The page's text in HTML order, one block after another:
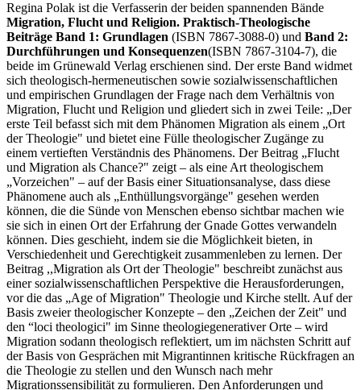
Regina Polak ist die Verfasserin der beiden spannenden Bände
Migration, Flucht und Religion. Praktisch-Theologische
Beiträge Band 1: Grundlagen (ISBN 7867-3088-0) und Band 2:
Durchführungen und Konsequenzen(ISBN 7867-3104-7), die
beide im Grünewald Verlag erschienen sind. Der erste Band widmet
sich theologisch-hermeneutischen sowie sozialwissenschaftlichen
und empirischen Grundlagen der Frage nach dem Verhältnis von
Migration, Flucht und Religion und gliedert sich in zwei Teile: „Der
erste Teil befasst sich mit dem Phänomen Migration als einem „Ort
der Theologie" und bietet eine Fülle theologischer Zugänge zu
einem vertieften Verständnis des Phänomens. Der Beitrag „Flucht
und Migration als Chance?" zeigt – als eine Art theologischem
„Vorzeichen" – auf der Basis einer Situationsanalyse, dass diese
Phänomene auch als „Enthüllungsvorgänge" gesehen werden
können, die die Sünde von Menschen ebenso sichtbar machen wie
sie sich in einen Ort der Erfahrung der Gnade Gottes verwandeln
können. Dies geschieht, indem sie die Möglichkeit bieten, in
Verschiedenheit und Gerechtigkeit zusammenleben zu lernen. Der
Beitrag ,,Migration als Ort der Theologie" beschreibt zunächst aus
einer sozialwissenschaftlichen Perspektive die Herausforderungen,
vor die das „Age of Migration" Theologie und Kirche stellt. Auf der
Basis zweier theologischer Konzepte – den „Zeichen der Zeit" und
den “loci theologici" im Sinne theologiegenerativer Orte – wird
Migration sodann theologisch reflektiert, um im nächsten Schritt auf
der Basis von Gesprächen mit Migrantinnen kritische Rückfragen an
die Theologie zu stellen und den Wunsch nach mehr
Migrationssensibilität zu formulieren. Den Anforderungen und